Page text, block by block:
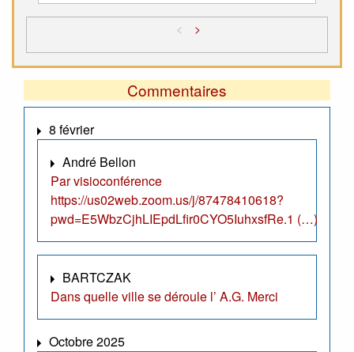
< >
Commentaires
8 février
André Bellon
Par visioconférence
https://us02web.zoom.us/j/87478410618?
pwd=E5WbzCjhLIEpdLfir0CYO5IuhxsfRe.1 (…)
BARTCZAK
Dans quelle ville se déroule l’ A.G. Merci
Octobre 2025